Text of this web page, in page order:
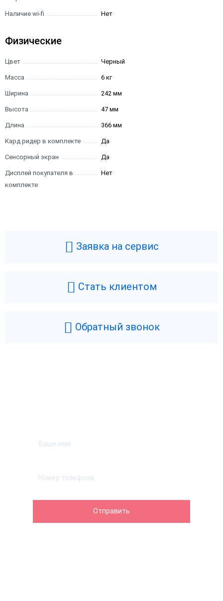
Наличие wi-fi Нет
Физические
Цвет Черный
Масса 6 кг
Ширина 242 мм
Высота 47 мм
Длина 366 мм
Кард ридер в комплекте Да
Сенсорный экран Да
Дисплей покупателя в
комплекте
Нет
Заявка на сервис
Стать клиентом
Обратный звонок